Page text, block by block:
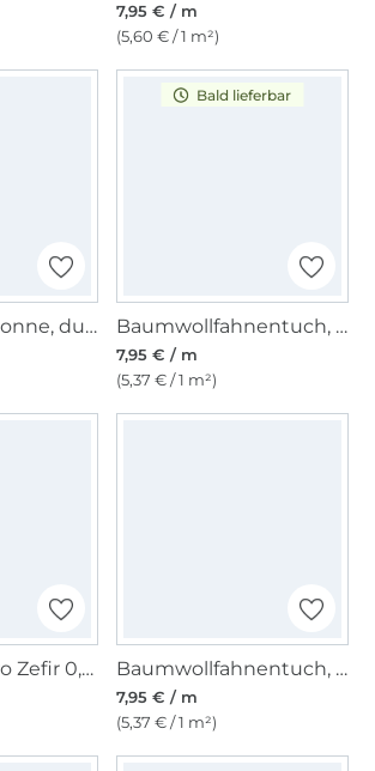
7,95 € / m
(5,60 € / 1 m²)
Baumwollcretonne, dunkelgrau
Bald lieferbar
Baumwollfahnentuch, petrol
7,95 € / m
(5,37 € / 1 m²)
Baumwoll-Karo Zefir 0,25 cm blau Baumwollfahnentuch, himmelblau
7,95 € / m
(5,37 € / 1 m²)